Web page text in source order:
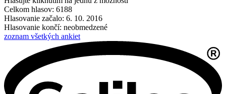
Celkom hlasov: 6188
Hlasovanie začalo: 6. 10. 2016
Hlasovanie končí: neobmedzené
zoznam všetkých ankiet